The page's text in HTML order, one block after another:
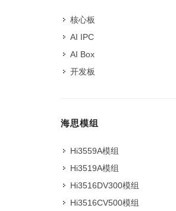
核心板
AI IPC
AI Box
开发板
海思模组
Hi3559A模组
Hi3519A模组
Hi3516DV300模组
Hi3516CV500模组